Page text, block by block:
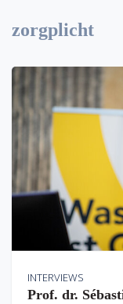
zorgplicht
INTERVIEWS
Prof. dr.